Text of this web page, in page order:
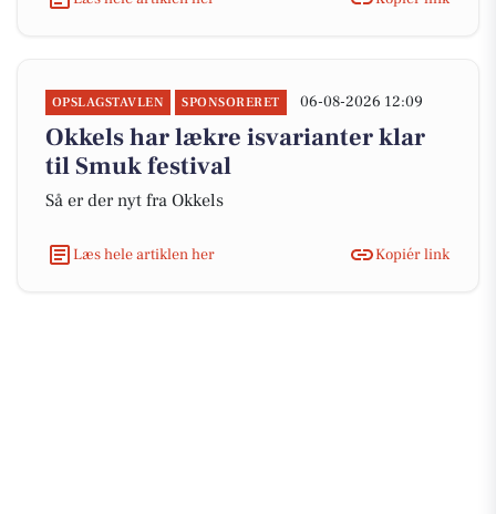
OPSLAGSTAVLEN SPONSORERET 06-08-2026 12:09
Okkels har lækre isvarianter klar
til Smuk festival
Så er der nyt fra Okkels
Læs hele artiklen her Kopiér link